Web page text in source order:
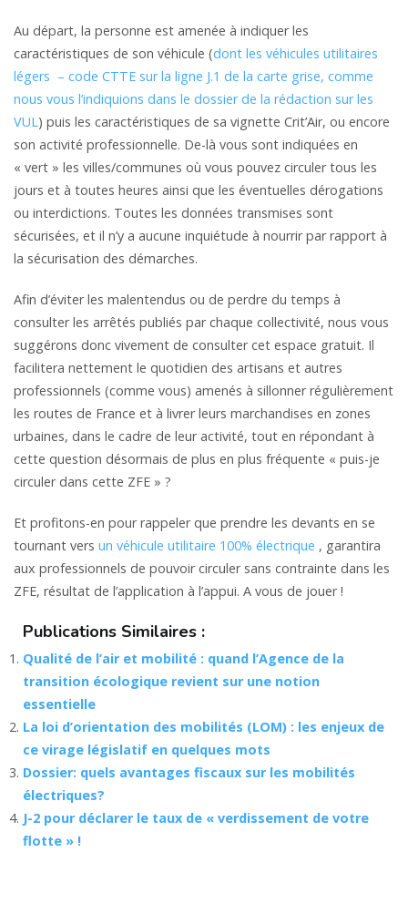
Au départ, la personne est amenée à indiquer les
caractéristiques de son véhicule (dont les véhicules utilitaires
légers – code CTTE sur la ligne J.1 de la carte grise, comme
nous vous l’indiquions dans le dossier de la rédaction sur les
VUL) puis les caractéristiques de sa vignette Crit’Air, ou encore
son activité professionnelle. De-là vous sont indiquées en
« vert » les villes/communes où vous pouvez circuler tous les
jours et à toutes heures ainsi que les éventuelles dérogations
ou interdictions. Toutes les données transmises sont
sécurisées, et il n’y a aucune inquiétude à nourrir par rapport à
la sécurisation des démarches.
Afin d’éviter les malentendus ou de perdre du temps à
consulter les arrêtés publiés par chaque collectivité, nous vous
suggérons donc vivement de consulter cet espace gratuit. Il
facilitera nettement le quotidien des artisans et autres
professionnels (comme vous) amenés à sillonner régulièrement
les routes de France et à livrer leurs marchandises en zones
urbaines, dans le cadre de leur activité, tout en répondant à
cette question désormais de plus en plus fréquente « puis-je
circuler dans cette ZFE » ?
Et profitons-en pour rappeler que prendre les devants en se
tournant vers un véhicule utilitaire 100% électrique , garantira
aux professionnels de pouvoir circuler sans contrainte dans les
ZFE, résultat de l’application à l’appui. A vous de jouer !
Publications Similaires :
Qualité de l’air et mobilité : quand l’Agence de la
transition écologique revient sur une notion
essentielle
La loi d’orientation des mobilités (LOM) : les enjeux de
ce virage législatif en quelques mots
Dossier: quels avantages fiscaux sur les mobilités
électriques?
J-2 pour déclarer le taux de « verdissement de votre
flotte » !